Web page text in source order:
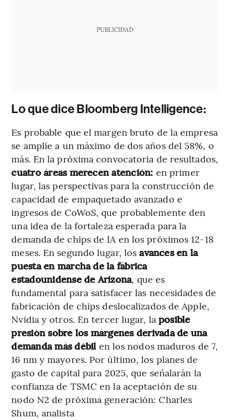
PUBLICIDAD
Lo que dice Bloomberg Intelligence:
Es probable que el margen bruto de la empresa
se amplíe a un máximo de dos años del 58%, o
más. En la próxima convocatoria de resultados,
cuatro áreas merecen atención: en primer
lugar, las perspectivas para la construcción de
capacidad de empaquetado avanzado e
ingresos de CoWoS, que probablemente den
una idea de la fortaleza esperada para la
demanda de chips de IA en los próximos 12-18
meses. En segundo lugar, losavances en la
puesta en marcha de la fábrica
estadounidense de Arizona, que es
fundamental para satisfacer las necesidades de
fabricación de chips deslocalizados de Apple,
Nvidia y otros. En tercer lugar, la posible
presión sobre los márgenes derivada de una
demanda más débilen los nodos maduros de 7,
16 nm y mayores. Por último, los planes de
gasto de capital para 2025, que señalarán la
confianza de TSMC en la aceptación de su
nodo N2 de próxima generación: Charles
Shum, analista